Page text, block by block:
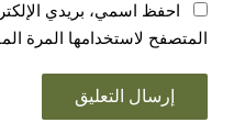
احفظ اسمي، بريدي
المتصفح لاستخدامها المرة